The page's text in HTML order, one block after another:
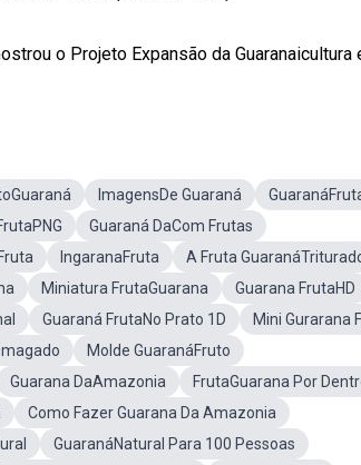
o Projeto Expansão da Guaranaicultura
ImagensDe Guaraná
Guaraná DaCom Frutas
IngaranaFruta
A Fruta
Miniatura FrutaGuarana
Guarana FrutaHD
Guaraná FrutaNo Prato 1D
Mini Gurarana
Molde GuaranáFruto
Guarana DaAmazonia
FrutaGuarana Por
Como Fazer Guarana Da Amazonia
GuaranáNatural Para 100 Pessoas